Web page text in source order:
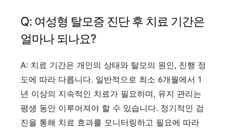
Q: 여성형 탈모증 진단 후 치료 기간은
얼마나 되나요?
A: 치료 기간은 개인의 상태와 탈모의 원인, 진행 정
도에 따라 다릅니다. 일반적으로 최소 6개월에서 1
년 이상의 지속적인 치료가 필요하며, 유지 관리는
평생 동안 이루어져야 할 수 있습니다. 정기적인 검
진을 통해 치료 효과를 모니터링하고 필요에 따라